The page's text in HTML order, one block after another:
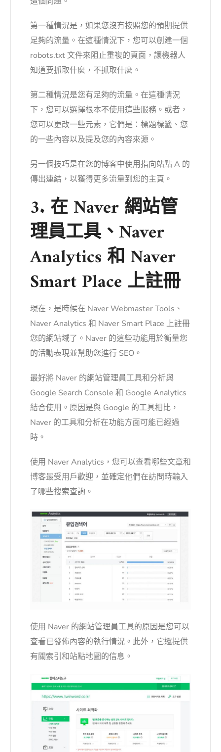
第一種情況是，如果您沒有按照您的預期提供
足夠的流量。在這種情況下，您可以創建一個
robots.txt 文件來阻止重複的頁面，讓機器人
知道要抓取什麼，不抓取什麼。
第二種情況是您有足夠的流量。在這種情況
下，您可以選擇根本不使用這些服務。或者，
您可以更改一些元素，它們是：標題標籤、您
的一些內容以及提及您的內容來源。
另一個技巧是在您的博客中使用指向站點 A 的
傳出連結，以獲得更多流量到您的主頁。
3. 在 Naver 網站管
理員工具、Naver
Analytics 和 Naver
Smart Place 上註冊
現在，是時候在 Naver Webmaster Tools、
Naver Analytics 和 Naver Smart Place 上註冊
您的網站域了。Naver 的這些功能用於衡量您
的活動表現並幫助您進行 SEO。
最好將 Naver 的網站管理員工具和分析與
Google Search Console 和 Google Analytics
結合使用。原因是與 Google 的工具相比，
Naver 的工具和分析在功能方面可能已經過
時。
使用 Naver Analytics，您可以查看哪些文章和
博客最受用戶歡迎，並確定他們在訪問時輸入
了哪些搜索查詢。
使用 Naver 的網站管理員工具的原因是您可以
查看已發佈內容的執行情況。此外，它還提供
有關索引和站點地圖的信息。